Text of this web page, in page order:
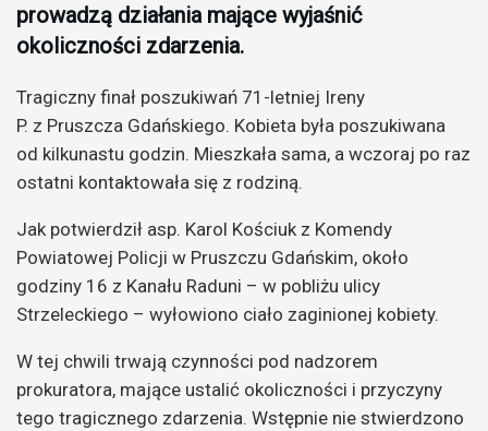
prowadzą działania mające wyjaśnić
okoliczności zdarzenia.
Tragiczny finał poszukiwań 71-letniej Ireny
P. z Pruszcza Gdańskiego. Kobieta była poszukiwana
od kilkunastu godzin. Mieszkała sama, a wczoraj po raz
ostatni kontaktowała się z rodziną.
Jak potwierdził asp. Karol Kościuk z Komendy
Powiatowej Policji w Pruszczu Gdańskim, około
godziny 16 z Kanału Raduni – w pobliżu ulicy
Strzeleckiego – wyłowiono ciało zaginionej kobiety.
W tej chwili trwają czynności pod nadzorem
prokuratora, mające ustalić okoliczności i przyczyny
tego tragicznego zdarzenia. Wstępnie nie stwierdzono